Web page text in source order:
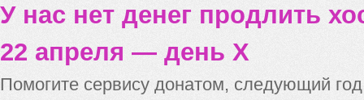
У нас нет денег продлить
22 апреля — день X
Помогите сервису донатом, следующий